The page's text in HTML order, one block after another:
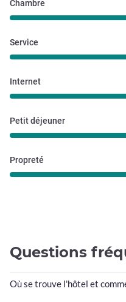
Chambre
Service
Internet
Petit déjeuner
Propreté
Questions
Où se trouve l'hôtel et